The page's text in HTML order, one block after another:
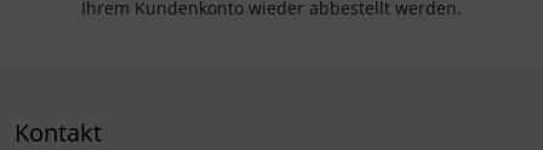
Ihrem Kundenkonto wieder abbestellt werden.
Kontakt